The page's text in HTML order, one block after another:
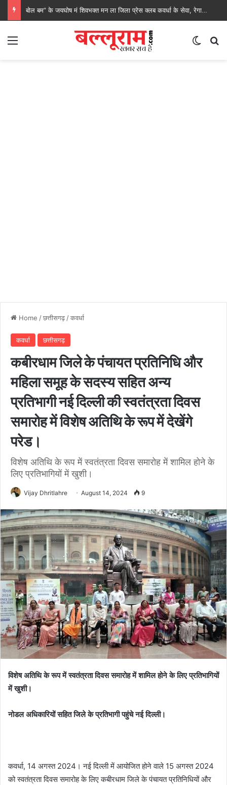
बोल बम” के जयघोष मं शिवभक्त मन ला जिला प्रेस क्लब कवर्धा के सेवा, रेगाखार चौक मं स्वल्पाहार पाय के गदगद होइस पदयात्री
Home /छत्तीसगढ़ /कवर्धा
कवर्धा छत्तीसगढ़
कबीरधाम जिले के पंचायत प्रतिनिधि और
महिला समूह के सदस्य सहित अन्य
प्रतिभागी नई दिल्ली की स्वतंत्रता दिवस
समारोह में विशेष अतिथि के रूप में देखेंगे
परेड।
विशेष अतिथि के रूप में स्वतंत्रता दिवस समारोह में शामिल होने के
लिए प्रतिभागियों में खुशी।
Vijay Dhritlahre August 14, 2024 9
विशेष अतिथि के रूप में स्वतंत्रता दिवस समारोह में शामिल होने के लिए प्रतिभागियों
में खुशी।
नोडल अधिकारियों सहित जिले के प्रतिभागी पहुंचे नई दिल्ली।
कवर्धा, 14 अगस्त 2024। नई दिल्ली में आयोजित होने वाले 15 अगस्त 2024
को स्वतंत्रता दिवस समारोह के लिए कबीरधाम जिले के पंचायत प्रतिनिधियों और